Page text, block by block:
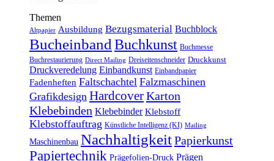
Themen
Altpapier Ausbildung Bezugsmaterial Buchblock
BucheinbandBuchkunst Buchmesse
Buchrestaurierung Direct Mailing Dreiseitenschneider Druckkunst
Druckveredelung Einbandkunst Einbandpapier
Fadenheften Faltschachtel Falzmaschinen
Grafikdesign HardcoverKarton
Klebebinden Klebebinder Klebstoff
Klebstoffauftrag Künstliche Intelligenz (KI) Mailing
Maschinenbau NachhaltigkeitPapierkunst
Papiertechnik Prägefolien-Druck Prägen